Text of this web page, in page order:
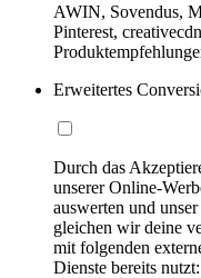
AWIN, Sovendus,
Pinterest,
Erweitertes
Durch das
unserer Online-
auswerten und
gleichen wir deine
mit folgenden
Dienste bereits nutzt: